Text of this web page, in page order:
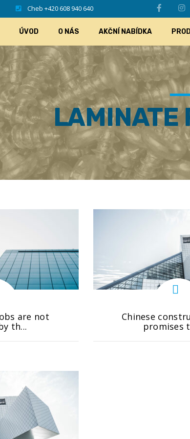
Cheb +420 608 940 640
ÚVOD O NÁS AKČNÍ NABÍDKA
LAMINATE
are not
th...
Chinese
promises